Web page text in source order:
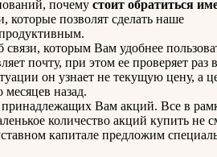
почему стоит обратиться
которые позволят сделать наше
которым Вам удобнее
почту, при этом ее проверяет раз
он узнает не текущую цену, а
месяцев назад.
принадлежащих Вам акций. Все в
количество акций купить не
капитале предложим